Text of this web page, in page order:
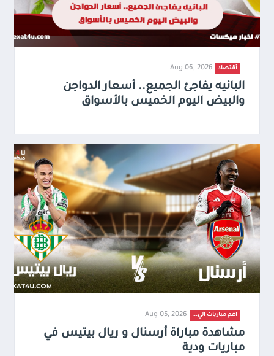
أقتصاد Aug 06, 2026
البانيه يفاجئ الجميع.. أسعار الدواجن
والبيض اليوم الخميس بالأسواق
اهم مباريات الي... Aug 05, 2026
مشاهدة مباراة أرسنال و ريال بيتيس في
مباريات ودية